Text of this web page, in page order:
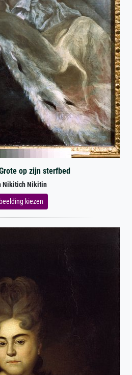
op zijn sterfbed
Nikitich Nikitin
kiezen